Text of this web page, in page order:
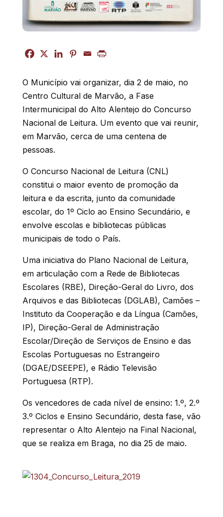
O Município vai organizar, dia 2 de maio, no
Centro Cultural de Marvão, a Fase
Intermunicipal do Alto Alentejo do Concurso
Nacional de Leitura. Um evento que vai reunir,
em Marvão, cerca de uma centena de
pessoas.
O Concurso Nacional de Leitura (CNL)
constitui o maior evento de promoção da
leitura e da escrita, junto da comunidade
escolar, do 1º Ciclo ao Ensino Secundário, e
envolve escolas e bibliotecas públicas
municipais de todo o País.
Uma iniciativa do Plano Nacional de Leitura,
em articulação com a Rede de Bibliotecas
Escolares (RBE), Direção-Geral do Livro, dos
Arquivos e das Bibliotecas (DGLAB), Camões –
Instituto da Cooperação e da Língua (Camões,
IP), Direção-Geral de Administração
Escolar/Direção de Serviços de Ensino e das
Escolas Portuguesas no Estrangeiro
(DGAE/DSEEPE), e Rádio Televisão
Portuguesa (RTP).
Os vencedores de cada nível de ensino: 1.º, 2.º
3.º Ciclos e Ensino Secundário, desta fase, vão
representar o Alto Alentejo na Final Nacional,
que se realiza em Braga, no dia 25 de maio.